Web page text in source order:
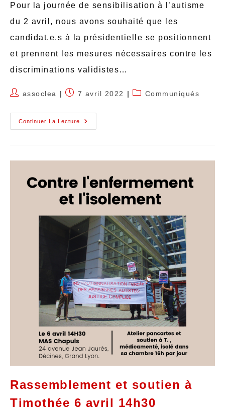
Pour la journée de sensibilisation à l’autisme
du 2 avril, nous avons souhaité que les
candidat.e.s à la présidentielle se positionnent
et prennent les mesures nécessaires contre les
discriminations validistes…
assoclea 7 avril 2022 Communiqués
Continuer La Lecture
Rassemblement et soutien à
Timothée 6 avril 14h30